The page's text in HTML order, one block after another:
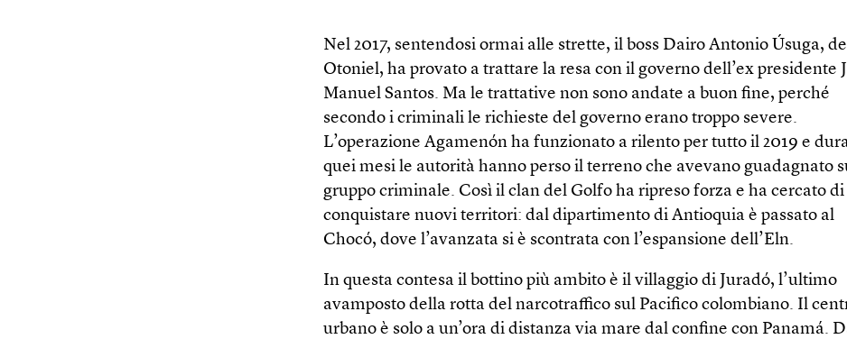
Nel 2017, sentendosi ormai alle strette, il boss Dairo Antonio Úsuga,
Otoniel, ha provato a trattare la resa con il governo dell’ex presidente
Manuel Santos. Ma le trattative non sono andate a buon fine, perché
secondo i criminali le richieste del governo erano troppo severe.
L’operazione Agamenón ha funzionato a rilento per tutto il 2019 e
quei mesi le autorità hanno perso il terreno che avevano guadagnato
gruppo criminale. Così il clan del Golfo ha ripreso forza e ha cercato di
conquistare nuovi territori: dal dipartimento di Antioquia è passato al
Chocó, dove l’avanzata si è scontrata con l’espansione dell’Eln.
In questa contesa il bottino più ambito è il villaggio di Juradó, l’ultimo
avamposto della rotta del narcotraffico sul Pacifico colombiano. Il
urbano è solo a un’ora di distanza via mare dal confine con Panamá.